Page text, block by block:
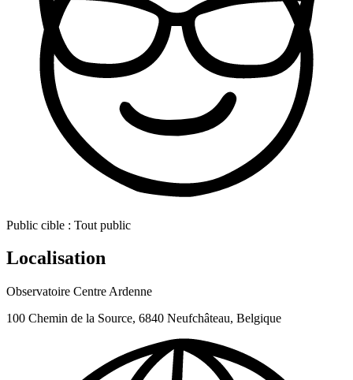
Public cible : Tout public
Localisation
Observatoire Centre Ardenne
100 Chemin de la Source, 6840 Neufchâteau, Belgique